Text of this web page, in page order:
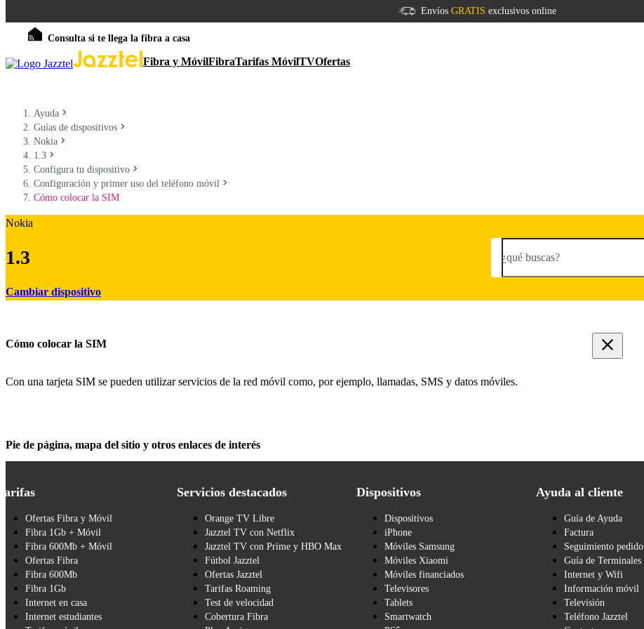
Envíos GRATIS exclusivos online
Consulta si te llega la fibra a casa
Fibra y MóvilFibraTarifas MóvilTVOfertas
Ayuda
Guías de dispositivos
Nokia
1.3
Configura tu dispositivo
Configuración y primer uso del teléfono móvil
Cómo colocar la SIM
Nokia
1.3
Cambiar dispositivo
¿qué buscas?
Cómo colocar la SIM
Con una tarjeta SIM se pueden utilizar servicios de la red móvil como, por ejemplo, llamadas, SMS y datos móviles.
Pie de página, mapa del sitio y otros enlaces de interés
Ofertas Fibra y Móvil
Fibra 1Gb + Móvil
Fibra 600Mb + Móvil
Ofertas Fibra
Fibra 600Mb
Fibra 1Gb
Internet en casa
Internet estudiantes
Servicios destacados
Orange TV Libre
Jazztel TV con Netflix
Jazztel TV con Prime y HBO Max
Fútbol Jazztel
Ofertas Jazztel
Tarifas Roaming
Test de velocidad
Cobertura Fibra
Dispositivos
Dispositivos
iPhone
Móviles Samsung
Móviles Xiaomi
Móviles financiados
Televisores
Tablets
Smartwatch
Ayuda al cliente
Guía de Ayuda
Factura
Seguimiento pedido
Guía de Terminales
Internet y Wifi
Información móvil
Televisión
Teléfono Jazztel